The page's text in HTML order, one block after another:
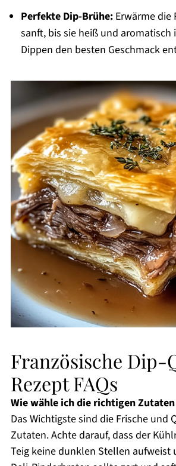
Perfekte Dip-Brühe:Erwärme die
sanft, bis sie heiß und aromatisch
Dippen den besten Geschmack
Französische Dip-
Rezept FAQs
Wie wähle ich die richtigen Zutaten
Das Wichtigste sind die Frische und
Zutaten. Achte darauf, dass der
Teig keine dunklen Stellen aufweist